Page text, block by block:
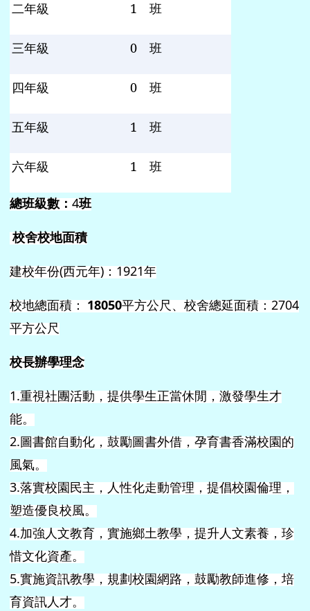
二年級 1 班
三年級 0 班
四年級 0 班
五年級 1 班
六年級 1 班
總班級數：4班
校舍校地面積
建校年份(西元年)：1921年
校地總面積：18050平方公尺、校舍總延面積：2704
平方公尺
校長辦學理念
1.重視社團活動，提供學生正當休閒，激發學生才
能。
2.圖書館自動化，鼓勵圖書外借，孕育書香滿校園的
風氣。
3.落實校園民主，人性化走動管理，提倡校園倫理，
塑造優良校風。
4.加強人文教育，實施鄉土教學，提升人文素養，珍
惜文化資產。
5.實施資訊教學，規劃校園網路，鼓勵教師進修，培
育資訊人才。